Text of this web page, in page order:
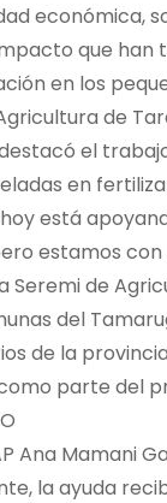
económica,
que han
en los
de
el
en
hoy está
estamos
Seremi de
del
de la
parte del
Ana Mamani
la ayuda